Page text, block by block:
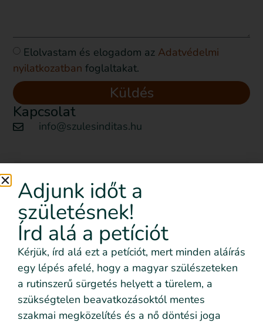
Elolvastam és elogadom az Adatvédelmi
nyilatkozatban foglaltakat.
Küldés
Kapcsolat
info@szulesinditas.hu
Szeretném nyomon követni
az eseményeket emailben is
Feliratkozom!
Szeretném nyomon követni az eseményeket emailben
is
Szeretném elmesélni a saját történetemet
Adjunk időt a
születésnek!
Írd alá a petíciót
Kérjük, írd alá ezt a petíciót, mert minden aláírás
egy lépés afelé, hogy a magyar szülészeteken
a rutinszerű sürgetés helyett a türelem, a
szükségtelen beavatkozásoktól mentes
szakmai megközelítés és a nő döntési joga